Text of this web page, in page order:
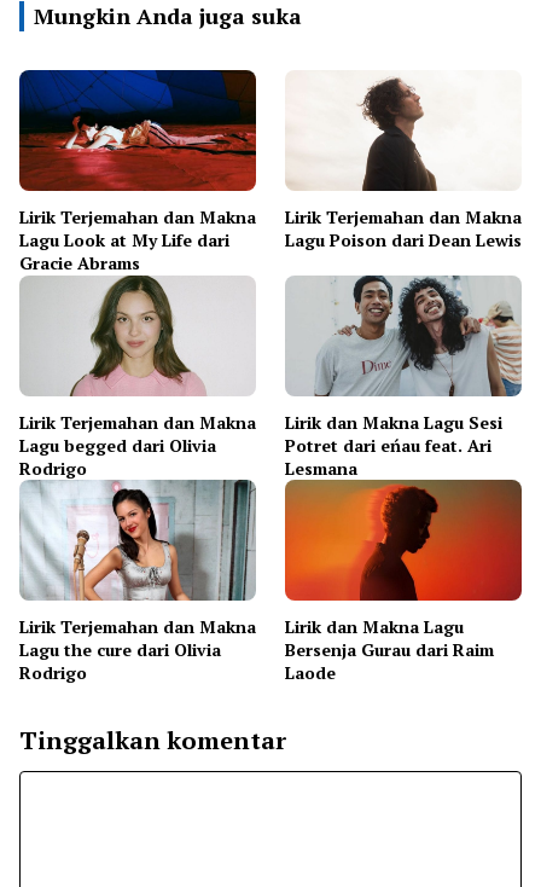
Mungkin Anda juga suka
Lirik Terjemahan dan Makna
Lagu Look at My Life dari
Gracie Abrams
Lirik Terjemahan dan Makna
Lagu Poison dari Dean Lewis
Lirik Terjemahan dan Makna
Lagu begged dari Olivia
Rodrigo
Lirik dan Makna Lagu Sesi
Potret dari eńau feat. Ari
Lesmana
Lirik Terjemahan dan Makna
Lagu the cure dari Olivia
Rodrigo
Lirik dan Makna Lagu
Bersenja Gurau dari Raim
Laode
Tinggalkan komentar
Komentar